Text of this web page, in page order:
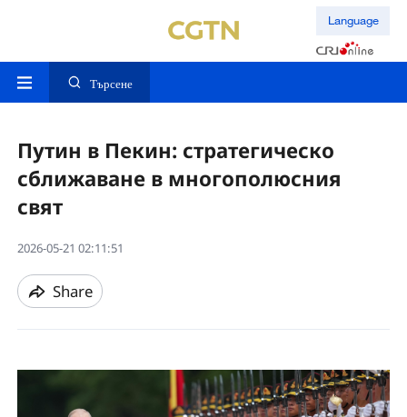
Language
Търсене
Путин в Пекин: стратегическо
сближаване в многополюсния
свят
2026-05-21 02:11:51
Share